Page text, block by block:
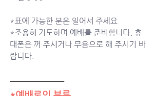
*표에 가능한 분은 일어서 주세요
*조용히 기도하며 예배를 준비합니다. 휴
대폰은 꺼 주시거나 무음으로 해 주시기 바
랍니다.